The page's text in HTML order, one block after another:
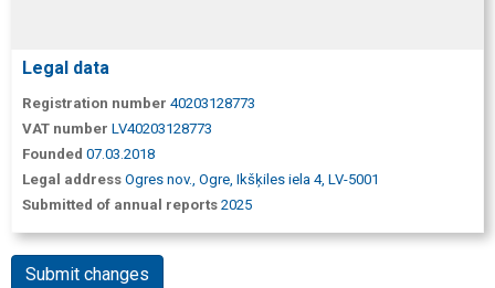
Legal data
Registration number 40203128773
VAT number LV40203128773
Founded 07.03.2018
Legal address Ogres nov., Ogre, Ikšķiles iela 4, LV-5001
Submitted of annual reports 2025
Submit changes